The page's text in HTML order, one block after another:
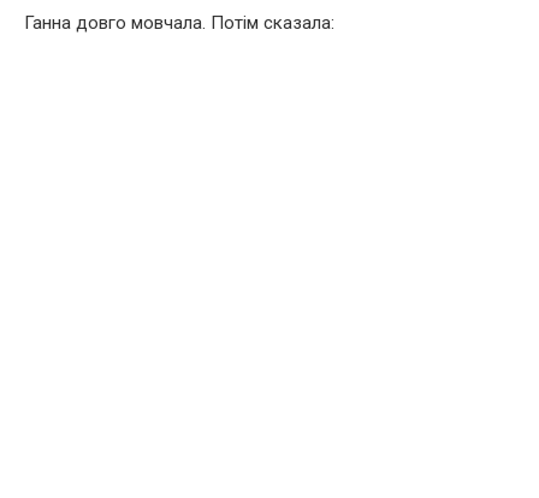
Ганна довго мовчала. Потім сказала: